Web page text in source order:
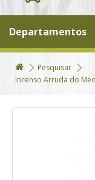
Departamentos
Pesquisar
Incenso Arruda do